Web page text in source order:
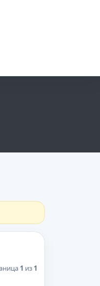
1 из 1